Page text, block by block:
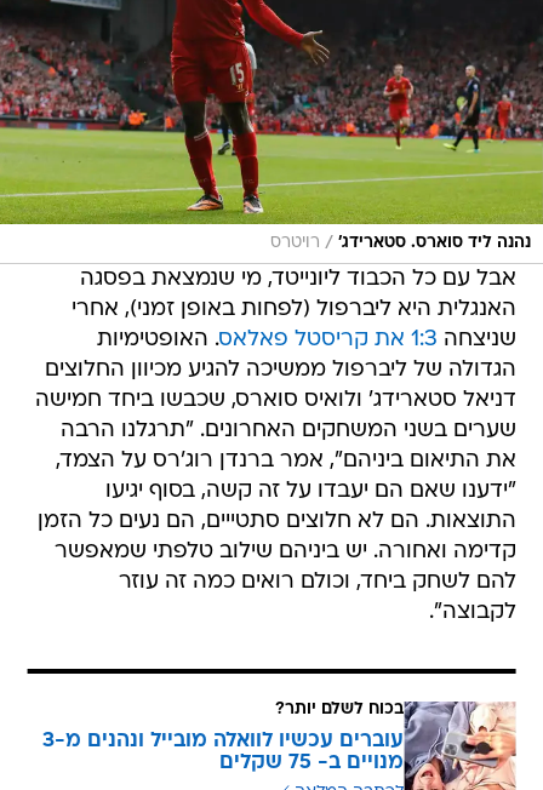
נהנה ליד סוארס. סטארידג' / רויטרס
אבל עם כל הכבוד ליונייטד, מי שנמצאת בפסגה
האנגלית היא ליברפול (לפחות באופן זמני), אחרי
שניצחה 1:3 את קריסטל פאלאס
. האופטימיות
הגדולה של ליברפול ממשיכה להגיע מכיוון החלוצים
דניאל סטארידג' ולואיס סוארס, שכבשו ביחד חמישה
שערים בשני המשחקים האחרונים. "תרגלנו הרבה
את התיאום ביניהם", אמר ברנדן רוג'רס על הצמד,
"ידענו שאם הם יעבדו על זה קשה, בסוף יגיעו
התוצאות. הם לא חלוצים סתטייים, הם נעים כל הזמן
קדימה ואחורה. יש ביניהם שילוב טלפתי שמאפשר
להם לשחק ביחד, וכולם רואים כמה זה עוזר
לקבוצה".
בכוח לשלם יותר?
עוברים עכשיו לוואלה מובייל ונהנים מ-3
מנויים ב- 75 שקלים